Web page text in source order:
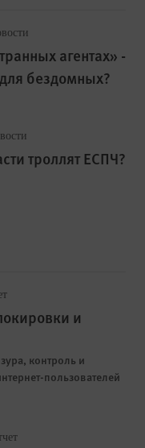
агентах» -
бездомных?
троллят ЕСПЧ?
и
контроль и
пользователей